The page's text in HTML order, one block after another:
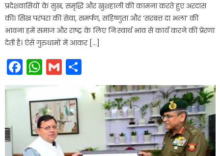
प्रदेशवासियों के सुख, समृद्धि और खुशहाली की कामना करते हुए अरदास
की। सिख परंपरा की सेवा, समर्पण, सहिष्णुता और ‘सरबत्त दा भला’ की
भावना हमें समाज और राष्ट्र के लिए निःस्वार्थ भाव से कार्य करने की प्रेरणा
देती है। ऐसे गुरुधामों में आकर […]
Facebook
WhatsApp
Gmail